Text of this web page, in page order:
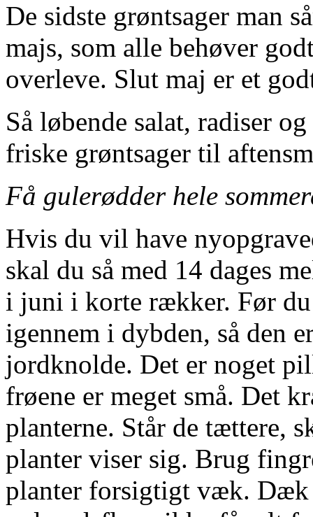
De sidste grøntsager man
majs, som alle behøver
overleve. Slut maj er et
Så løbende salat, radiser
friske grøntsager til
Få gulerødder hele
Hvis du vil have
skal du så med 14 dages
i juni i korte rækker. Før du
igennem i dybden, så den
jordknolde. Det er noget
frøene er meget små. Det
planterne. Står de tættere,
planter viser sig. Brug
planter forsigtigt væk. Dæk